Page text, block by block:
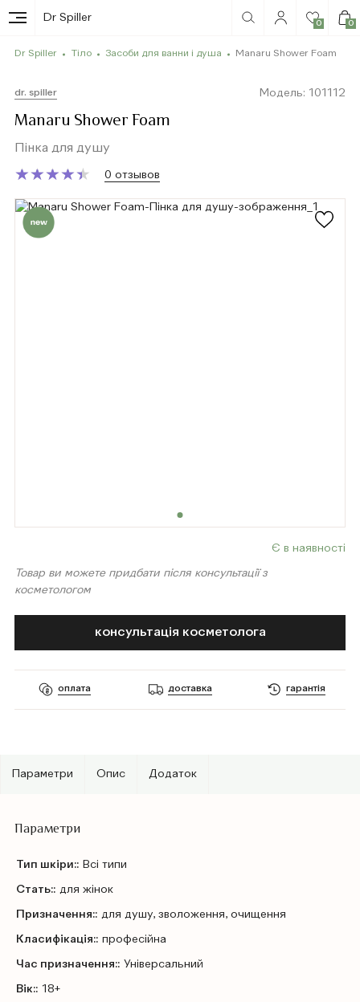
Dr Spiller
0 0
Dr Spiller Тіло Засоби для ванни і душа Manaru Shower Foam
dr. spiller Модель: 101112
Manaru Shower Foam
Пінка для душу
★
★★
★★
★★
★★
★ 0 отзывов
Є в наявності
Товар ви можете придбати після консультації з
косметологом
консультація косметолога
оплата доставка гарантія
Параметри Опис Додаток
Параметри
Тип шкіри:: Всі типи
Стать:: для жінок
Призначення:: для душу, зволоження, очищення
Класифікація:: професійна
Час призначення:: Універсальний
Вік:: 18+